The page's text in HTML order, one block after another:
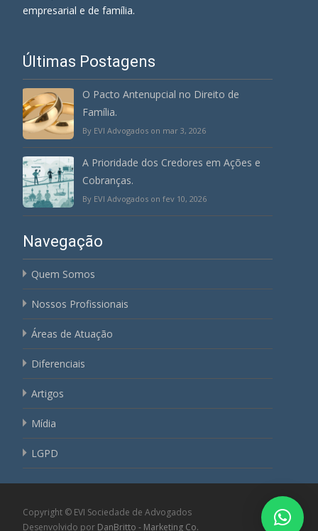
empresarial e de família.
Últimas Postagens
O Pacto Antenupcial no Direito de
Família.
By EVI Advogados on mar 3, 2026
A Prioridade dos Credores em Ações e
Cobranças.
By EVI Advogados on fev 10, 2026
Navegação
Quem Somos
Nossos Profissionais
Áreas de Atuação
Diferenciais
Artigos
Mídia
LGPD
Copyright © EVI Sociedade de Advogados
Desenvolvido por DanBritto - Marketing Co.